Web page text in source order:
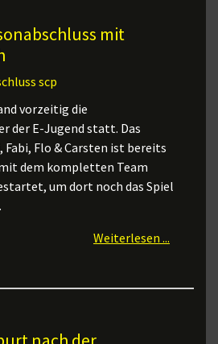
mit
vorzeitig die
der E-Jugend statt. Das
Flo & Carsten ist bereits
dem kompletten Team
um dort noch das Spiel
Weiterlesen ...